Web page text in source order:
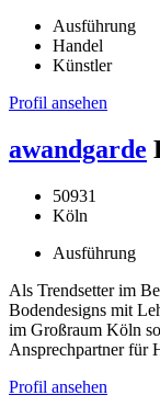
Ausführung
Handel
Künstler
Profil ansehen
awandgarde
50931
Köln
Ausführung
Als Trendsetter im
Bodendesigns mit
im Großraum Köln
Ansprechpartner für
Profil ansehen